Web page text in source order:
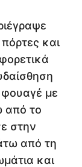
και
με
από το
στην
από τη
και